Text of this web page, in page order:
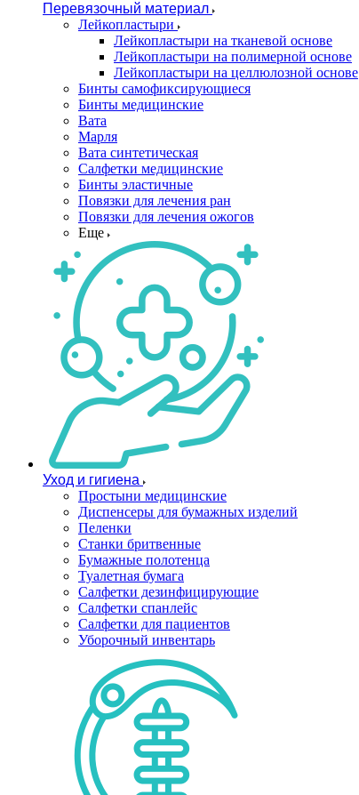
Перевязочный материал
Лейкопластыри
Лейкопластыри на тканевой основе
Лейкопластыри на полимерной основе
Лейкопластыри на целлюлозной основе
Бинты самофиксирующиеся
Бинты медицинские
Вата
Марля
Вата синтетическая
Салфетки медицинские
Бинты эластичные
Повязки для лечения ран
Повязки для лечения ожогов
Еще
Уход и гигиена
Простыни медицинские
Диспенсеры для бумажных изделий
Пеленки
Станки бритвенные
Бумажные полотенца
Туалетная бумага
Салфетки дезинфицирующие
Салфетки спанлейс
Салфетки для пациентов
Уборочный инвентарь